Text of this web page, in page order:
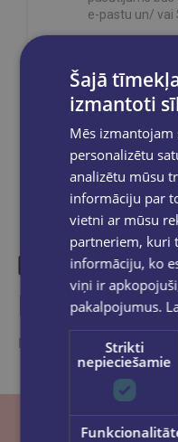
e-pastu un/ vai
Dalies sociālajos
Līdzīgas
Ieskaties, varbūt noder
Šajā
izmantoti
Mēs izmantojam
personalizētu
analizētu mūsu
informāciju par
vietni ar mūsu
partneriem, kuri
informāciju, ko
viņi ir
pakalpojumus.
Strikti
nepieciešamie